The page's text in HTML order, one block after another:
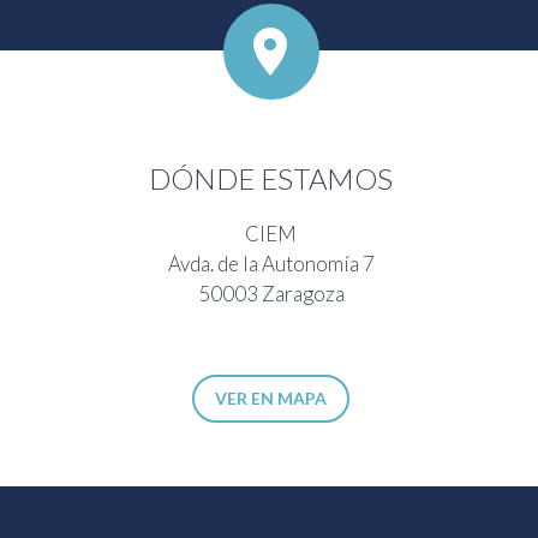


DÓNDE ESTAMOS
CIEM
Avda. de la Autonomía 7
50003 Zaragoza
VER EN MAPA